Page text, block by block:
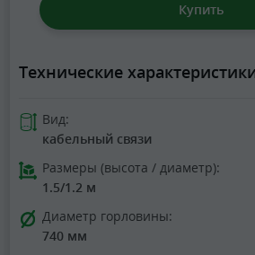
Купить
Технические
Вид:
кабельный связи
Размеры (высота / диаметр):
1.5/1.2 м
Диаметр горловины:
740 мм